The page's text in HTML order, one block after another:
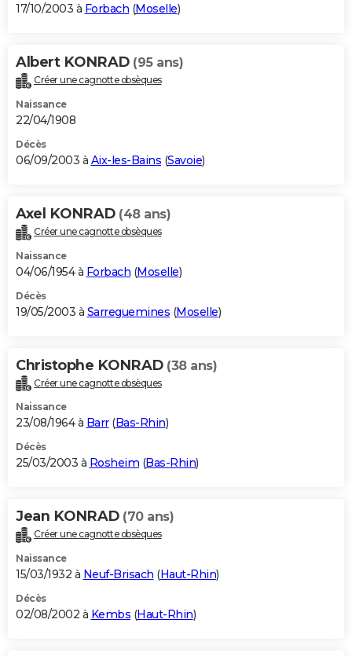
17/10/2003 à Forbach (Moselle)
Albert KONRAD (95 ans)
Créer une cagnotte obsèques
Naissance
22/04/1908
Décès
06/09/2003 à Aix-les-Bains (Savoie)
Axel KONRAD (48 ans)
Créer une cagnotte obsèques
Naissance
04/06/1954 à Forbach (Moselle)
Décès
19/05/2003 à Sarreguemines (Moselle)
Christophe KONRAD (38 ans)
Créer une cagnotte obsèques
Naissance
23/08/1964 à Barr(Bas-Rhin)
Décès
25/03/2003 à Rosheim (Bas-Rhin)
Jean KONRAD (70 ans)
Créer une cagnotte obsèques
Naissance
15/03/1932 à Neuf-Brisach (Haut-Rhin)
Décès
02/08/2002 à Kembs (Haut-Rhin)